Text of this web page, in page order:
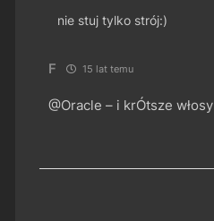
nie stuj tylko strój:)
F 15 lat temu
@Oracle – i krÓtsze włosy